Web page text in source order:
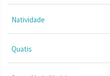
Natividade
Quatis